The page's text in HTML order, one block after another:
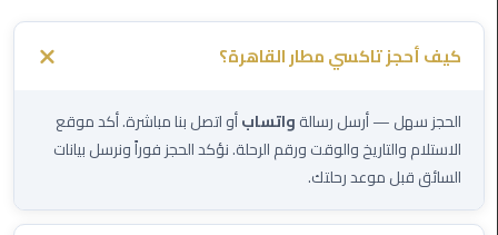
مطار
العرب
ليموزين
المطار
الخط
كيف أحجز تاكسي مطار القاهرة؟
الحجز سهل — أرسل رسالةواتسابأو اتصل بنا مباشرة. أكد موقع
الاستلام والتاريخ والوقت ورقم الرحلة. نؤكد الحجز فوراً ونرسل بيانات
السائق قبل موعد رحلتك.